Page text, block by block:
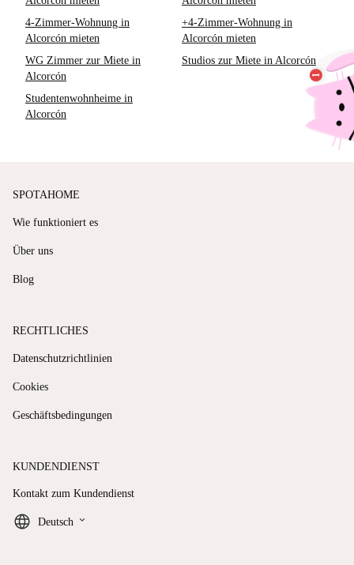
4-Zimmer-Wohnung in
Alcorcón mieten
+4-Zimmer-Wohnung in
Alcorcón mieten
WG Zimmer zur Miete in
Alcorcón
Studios zur Miete in Alcorcón
Studentenwohnheime in
Alcorcón
SPOTAHOME
Wie funktioniert es
Über uns
Blog
RECHTLICHES
Datenschutzrichtlinien
Cookies
Geschäftsbedingungen
KUNDENDIENST
Kontakt zum Kundendienst
Deutsch keyboard_arrow_down